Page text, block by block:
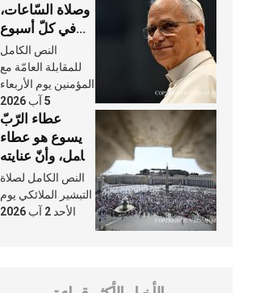
وصلاة السّاعات،
في كلّ أسبوع
وكلّ يوم، هما
النَّفَس في حياة
الكنيسة
النص الكامل
للمقابلة العامّة مع
المؤمنين يوم الأربعاء
5 آب 2026
عطاء الرّبّ
يسوع هو عطاء
شامل، وأنّ عنايته
بنا لا تغيب عنّا
أبدًا
النص الكامل لصلاة
التبشير الملائكي يوم
الأحد 2 آب 2026